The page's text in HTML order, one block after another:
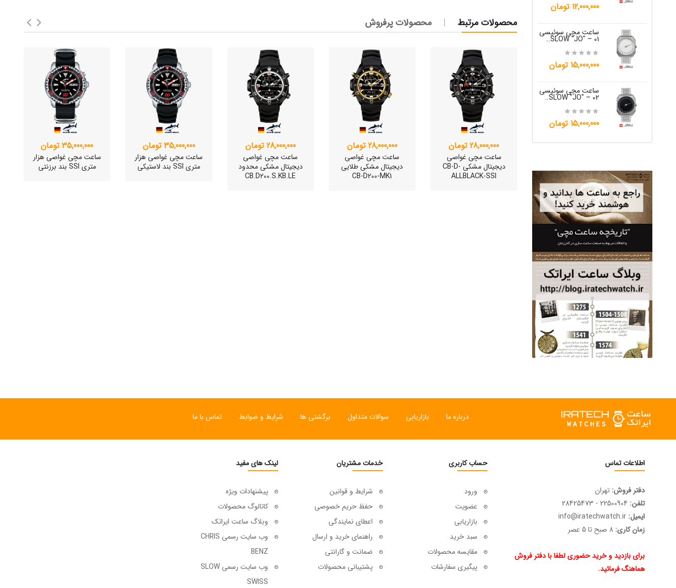
12,000,000 تومان
ساعت مچی سوئیسی
SLOW "JO" – 01..
15,000,000 تومان
ساعت مچی سوئیسی
SLOW "JO" – 02..
15,000,000 تومان
ساعت مچی سوئیسی
SLOW "JO" – 05..
12,000,000 تومان
ساعت مچی سوئیسی
SLOW "JO" – 06..
12,000,000 تومان
محصولات مرتبط محصولات پرفروش
28,000,000 تومان
ساعت مچی غواصی
دیجیتال مشکی CB-D-
ALLBLACK-SSI
28,000,000 تومان
ساعت مچی غواصی
دیجیتال مشکی طلایی
CB-D200-MK1
28,000,000 تومان
ساعت مچی غواصی
دیجیتال مشکی محدود
CB.D200.S.KB.LE
35,000,000 تومان
ساعت مچی غواصی هزار
متری SSI بند لاستیکی
35,000,000 تومان
ساعت مچی غواصی هزار
متری SSI بند برزنتی
درباره ما بازاریابی سوالات متداول برگشتی ها شرایط و ضوابط تماس با ما
اطلاعات تماس
دفتر فروش: تهران
تلفن: 22500904 - 28425473
ایمیل: info@iratechwatch.ir
زمان کاری:8 صبح تا 5 عصر
برای بازدید و خرید حضوری لطفا با دفتر فروش
هماهنگ فرمائید.
حساب کاربری
ورود
عضویت
بازاریابی
سبد خرید
مقایسه محصولات
پیگیری سفارشات
خدمات مشتریان
شرایط و قوانین
حفظ حریم خصوصی
اعطای نمایندگی
راهنمای خرید و ارسال
ضمانت و گارانتی
پشتیبانی محصولات
لینک های مفید
پیشنهادات ویژه
کاتالوگ محصولات
وبلاگ ساعت ایراتک
وب سایت رسمی CHRIS
BENZ
وب سایت رسمی SLOW
SWISS